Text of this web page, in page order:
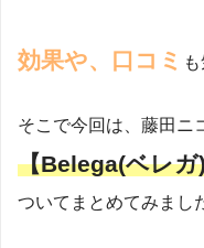
効果や、口コミ
そこで今回は、藤田ニ
【Belega(ベレ
ついてまとめてみまし